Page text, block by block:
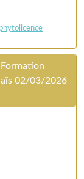
02/03/2026